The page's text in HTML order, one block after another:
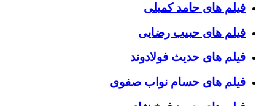
فیلم های حامد کمیلی
فیلم های حبیب رضایی
فیلم های حدیث فولادوند
فیلم های حسام نواب صفوی